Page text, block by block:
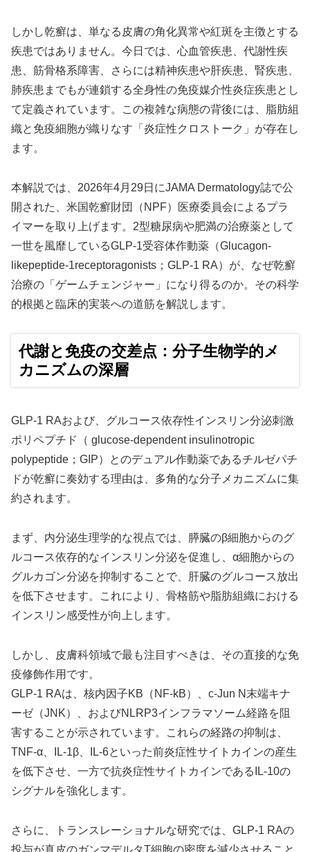
しかし乾癬は、単なる皮膚の角化異常や紅斑を主徴とする
疾患ではありません。今日では、心血管疾患、代謝性疾
患、筋骨格系障害、さらには精神疾患や肝疾患、腎疾患、
肺疾患までもが連鎖する全身性の免疫媒介性炎症疾患とし
て定義されています。この複雑な病態の背後には、脂肪組
織と免疫細胞が織りなす「炎症性クロストーク」が存在し
ます。
本解説では、2026年4月29日にJAMA Dermatology誌で公
開された、米国乾癬財団（NPF）医療委員会によるプラ
イマーを取り上げます。2型糖尿病や肥満の治療薬として
一世を風靡しているGLP-1受容体作動薬（Glucagon-
likepeptide-1receptoragonists；GLP-1 RA）が、なぜ乾癬
治療の「ゲームチェンジャー」になり得るのか。その科学
的根拠と臨床的実装への道筋を解説します。
代謝と免疫の交差点：分子生物学的メ
カニズムの深層
GLP-1 RAおよび、グルコース依存性インスリン分泌刺激
ポリペプチド（ glucose-dependent insulinotropic
polypeptide；GIP）とのデュアル作動薬であるチルゼパチ
ドが乾癬に奏効する理由は、多角的な分子メカニズムに集
約されます。
まず、内分泌生理学的な視点では、膵臓のβ細胞からのグ
ルコース依存的なインスリン分泌を促進し、α細胞からの
グルカゴン分泌を抑制することで、肝臓のグルコース放出
を低下させます。これにより、骨格筋や脂肪組織における
インスリン感受性が向上します。
しかし、皮膚科領域で最も注目すべきは、その直接的な免
疫修飾作用です。
GLP-1 RAは、核内因子KB（NF-kB）、c-Jun N末端キナ
ーゼ（JNK）、およびNLRP3インフラマソーム経路を阻
害することが示されています。これらの経路の抑制は、
TNF-α、IL-1β、IL-6といった前炎症性サイトカインの産生
を低下させ、一方で抗炎症性サイトカインであるIL-10の
シグナルを強化します。
さらに、トランスレーショナルな研究では、GLP-1 RAの
投与が真皮のガンマデルタT細胞の密度を減少させること